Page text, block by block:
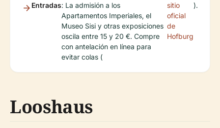
Entradas: La admisión a los
Apartamentos Imperiales, el
Museo Sisi y otras exposiciones
oscila entre 15 y 20 €. Compre
con antelación en línea para
evitar colas (
sitio
oficial
de
Hofburg
).
Looshaus